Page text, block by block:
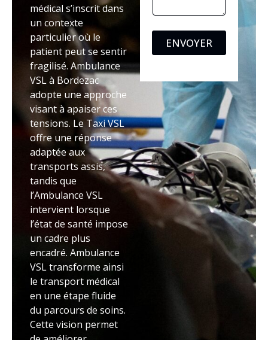
médical s’inscrit dans
un contexte
particulier où le
patient peut se sentir
fragilisé. Ambulance
VSL à Bordezac
adopte une approche
visant à apaiser ces
tensions. Le Taxi VSL
offre une réponse
adaptée aux
transports assis,
tandis que
l’Ambulance VSL
intervient lorsque
l’état de santé impose
un cadre plus
encadré. Ambulance
VSL transforme ainsi
le transport médical
en une étape fluide
du parcours de soins.
Cette vision permet
ENVOYER